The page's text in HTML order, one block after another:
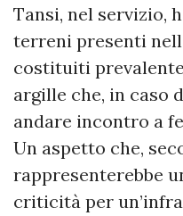
Tansi, nel servizio,
terreni presenti
costituiti
argille che, in caso
andare incontro a
Un aspetto che,
rappresenterebbe
criticità per